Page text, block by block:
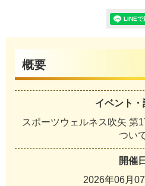
概要
イベント・
スポーツウェルネス吹矢 第
つい
開催日
2026年06月07